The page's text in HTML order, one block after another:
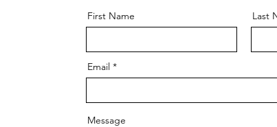
First Name Last
Email
Message